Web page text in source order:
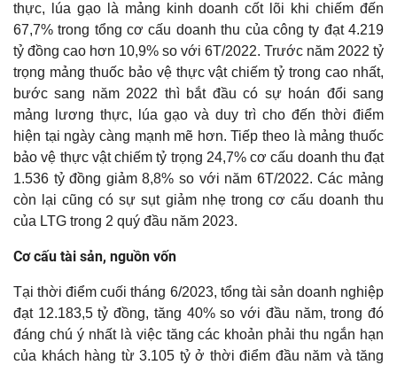
thực, lúa gạo là mảng kinh doanh cốt lõi khi chiếm đến
67,7% trong tổng cơ cấu doanh thu của công ty đạt 4.219
tỷ đồng cao hơn 10,9% so với 6T/2022. Trước năm 2022 tỷ
trọng mảng thuốc bảo vệ thực vật chiếm tỷ trong cao nhất,
bước sang năm 2022 thì bắt đầu có sự hoán đổi sang
mảng lương thực, lúa gạo và duy trì cho đến thời điểm
hiện tại ngày càng mạnh mẽ hơn. Tiếp theo là mảng thuốc
bảo vệ thực vật chiếm tỷ trọng 24,7% cơ cấu doanh thu đạt
1.536 tỷ đồng giảm 8,8% so với năm 6T/2022. Các mảng
còn lại cũng có sự sụt giảm nhẹ trong cơ cấu doanh thu
của LTG trong 2 quý đầu năm 2023.
Cơ cấu tài sản, nguồn vốn
Tại thời điểm cuối tháng 6/2023, tổng tài sản doanh nghiệp
đạt 12.183,5 tỷ đồng, tăng 40% so với đầu năm, trong đó
đáng chú ý nhất là việc tăng các khoản phải thu ngắn hạn
của khách hàng từ 3.105 tỷ ở thời điểm đầu năm và tăng